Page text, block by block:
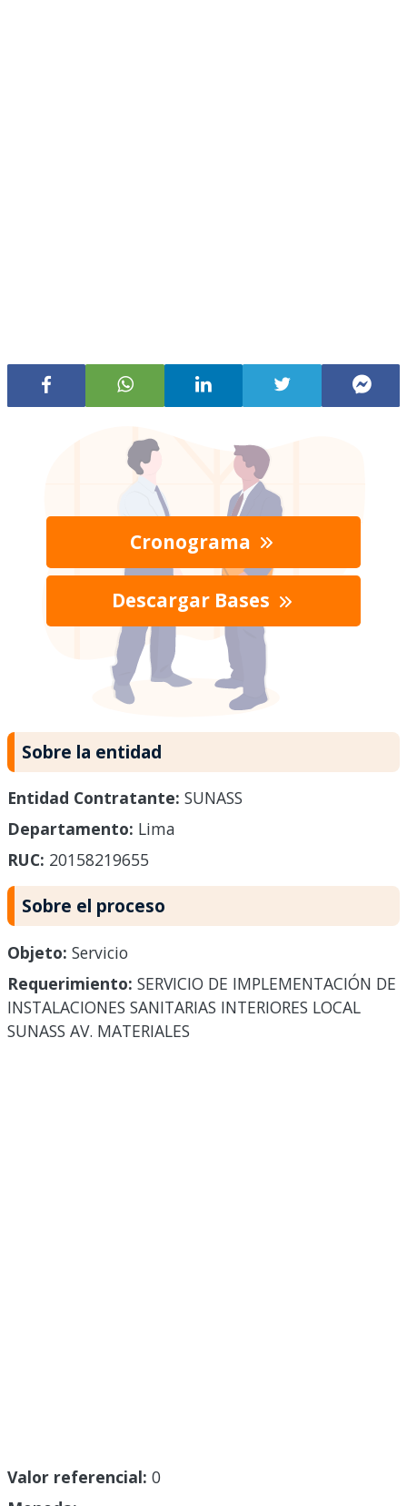
Cronograma
Descargar Bases
Sobre la entidad
Entidad Contratante: SUNASS
Departamento: Lima
RUC: 20158219655
Sobre el proceso
Objeto: Servicio
Requerimiento: SERVICIO DE IMPLEMENTACIÓN DE
INSTALACIONES SANITARIAS INTERIORES LOCAL
SUNASS AV. MATERIALES
Valor referencial: 0